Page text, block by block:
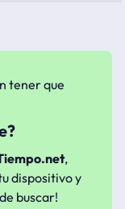
tener que
,
dispositivo y
buscar!